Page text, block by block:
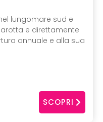
lungomare sud e
e direttamente
annuale e alla sua
SCOPRI